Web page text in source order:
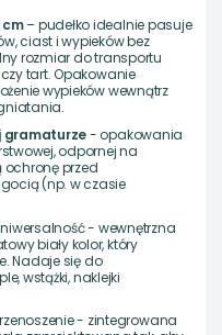
cm– pudełko idealnie pasuje
ciast i wypieków bez
rozmiar do transportu
tart. Opakowanie
wypieków wewnątrz
gramaturze- opakowania
odpornej na
ochronę przed
(np. w czasie
- wewnętrzna
biały kolor, który
Nadaje się do
wstążki, naklejki
- zintegrowana